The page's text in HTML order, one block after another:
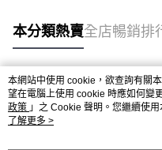
本分類熱賣全店暢銷排
熱門標籤
熱銷排行
本網站中使用 cookie，欲查詢有關
望在電腦上使用 cookie 時應如何變
政策 」之 Cookie 聲明。您繼續使
條款之 Cookie 聲明使用 cookie。
了解更多 >